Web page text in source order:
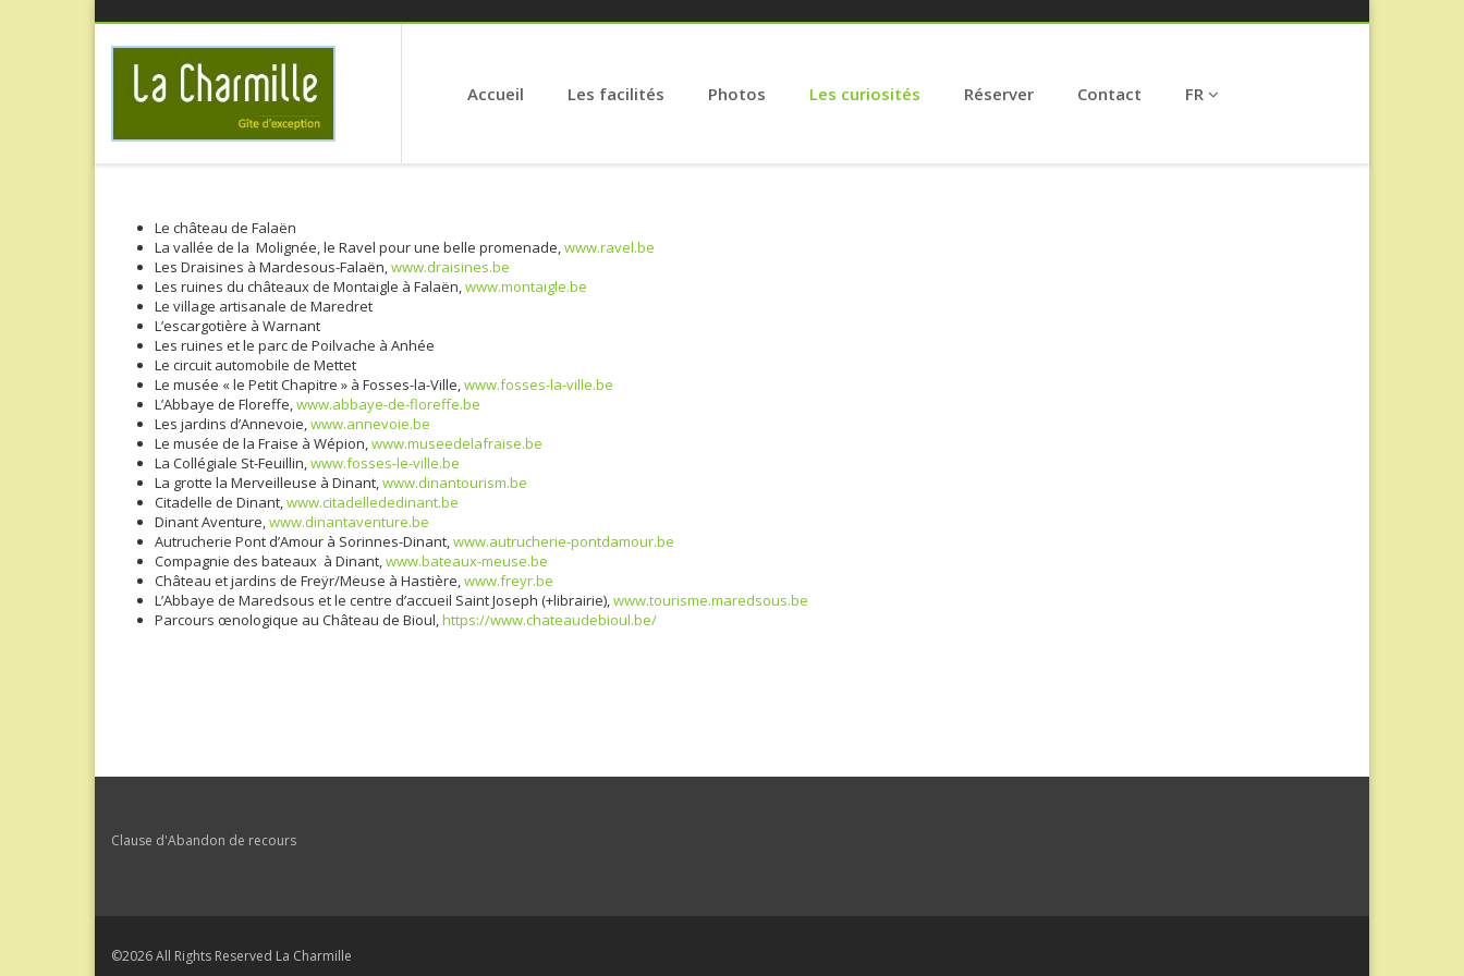
Accueil Les facilités Photos Les curiosités Réserver Contact FR
Le château de Falaën
La vallée de la Molignée, le Ravel pour une belle promenade,www.ravel.be
Les Draisines à Mardesous-Falaën,www.draisines.be
Les ruines du châteaux de Montaigle à Falaën,www.montaigle.be
Le village artisanale de Maredret
L’escargotière à Warnant
Les ruines et le parc de Poilvache à Anhée
Le circuit automobile de Mettet
Le musée « le Petit Chapitre » à Fosses-la-Ville,www.fosses-la-ville.be
L’Abbaye de Floreffe,www.abbaye-de-floreffe.be
Les jardins d’Annevoie,www.annevoie.be
Le musée de la Fraise à Wépion,www.museedelafraise.be
La Collégiale St-Feuillin,www.fosses-le-ville.be
La grotte la Merveilleuse à Dinant,www.dinantourism.be
Citadelle de Dinant,www.citadellededinant.be
Dinant Aventure,www.dinantaventure.be
Autrucherie Pont d’Amour à Sorinnes-Dinant,www.autrucherie-pontdamour.be
Compagnie des bateaux à Dinant,www.bateaux-meuse.be
Château et jardins de Freÿr/Meuse à Hastière,www.freyr.be
L’Abbaye de Maredsous et le centre d’accueil Saint Joseph (+librairie),www.tourisme.maredsous.be
Parcours œnologique au Château de Bioul,https://www.chateaudebioul.be/
Clause d'Abandon de recours
©2026 All Rights Reserved La Charmille